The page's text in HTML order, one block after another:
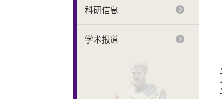
科研信息
学术报道